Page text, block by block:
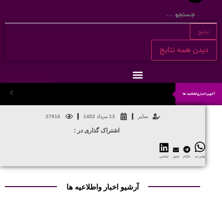
نتایج
دیدن همه نتایج
آخرین اخبار و اطلاعیه ها
سایر 13 مرداد 1402 27916
اشتراک گذاری در :
واتس اپ تلگرام ایمیل لینکدین
آرشیو اخبار واطلاعیه ها